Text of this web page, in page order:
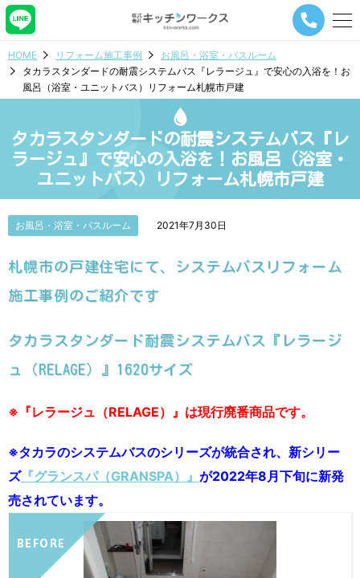
メ
ー
ビ
シ
ョ
タ
HOME リフォーム施工事例
お風呂・浴室・バスルーム
タカラスタンダードの耐震システムバス『レラージュ』で安心の入浴を！お
風呂（浴室・ユニットバス）リフォーム札幌市戸建
タカラスタンダードの耐震システムバス『レ
ラージュ』で安心の入浴を！お風呂（浴室・
ユニットバス）リフォーム札幌市戸建
お風呂・浴室・バスルーム 2021年7月30日
札幌市の戸建住宅にて、システムバスリフォーム
施工事例のご紹介です
タカラスタンダード耐震システムバス『レラージ
ュ（RELAGE）』1620サイズ
※『レラージュ（RELAGE）』は現行廃番商品です。
※タカラのシステムバスのシリーズが統合され、新シリー
ズ『グランスパ（GRANSPA）』 が2022年8月下旬に新発
売されています。
BEFORE